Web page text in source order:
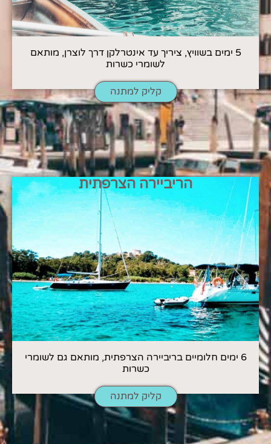
5 ימים בשוויץ, ציריך עד אינטרלקן דרך לוצרן, מותאם
לשומרי כשרות
קליק למתנה
הריביירה הצרפתית
6 ימים חלומיים בריביירה הצרפתית, מותאם גם לשומרי
כשרות
קליק למתנה